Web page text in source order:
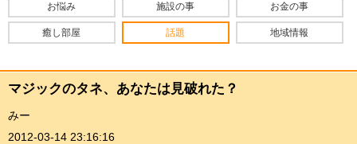
お悩み 施設の事 お金の事
癒し部屋 話題 地域情報
マジックのタネ、あなたは見破れた？
みー
2012-03-14 23:16:16